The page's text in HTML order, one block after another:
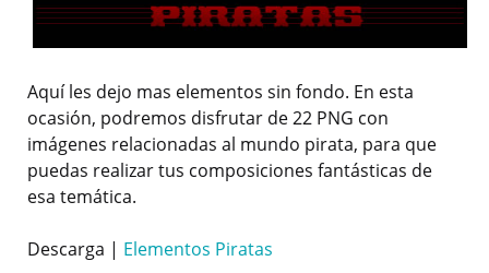
Aquí les dejo mas elementos sin fondo. En esta
ocasión, podremos disfrutar de 22 PNG con
imágenes relacionadas al mundo pirata, para que
puedas realizar tus composiciones fantásticas de
esa temática.
Descarga | Elementos Piratas